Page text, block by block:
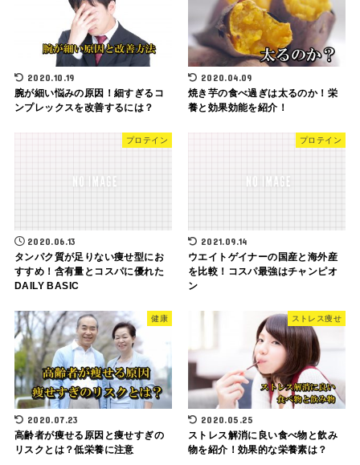
2020.10.19
腕が細い悩みの原因！細すぎるコ
ンプレックスを改善するには？
2020.04.09
焼き芋の食べ過ぎは太るのか！栄
養と効果効能を紹介！
プロテイン
2020.06.13
タンパク質が足りない痩せ型にお
すすめ！含有量とコスパに優れた
DAILY BASIC
プロテイン
2021.09.14
ウエイトゲイナーの国産と海外産
を比較！コスパ最強はチャンピオ
ン
健康
2020.07.23
高齢者が痩せる原因と痩せすぎの
リスクとは？低栄養に注意
ストレス痩せ
2020.05.25
ストレス解消に良い食べ物と飲み
物を紹介！効果的な栄養素は？